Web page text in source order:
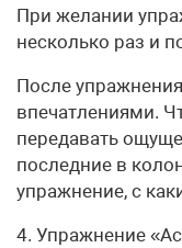
При желании
несколько раз и
После
впечатлениями.
передавать
последние в
упражнение, с
4. Упражнение